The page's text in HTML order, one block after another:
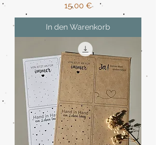
Preis
15,00 €
In den Warenkorb